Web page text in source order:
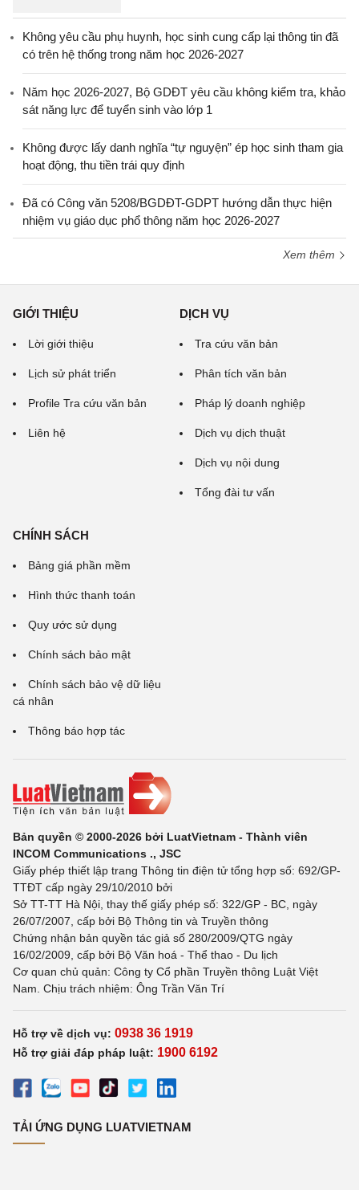
Không yêu cầu phụ huynh, học sinh cung cấp lại thông tin đã
có trên hệ thống trong năm học 2026-2027
Năm học 2026-2027, Bộ GDĐT yêu cầu không kiểm tra, khảo
sát năng lực để tuyển sinh vào lớp 1
Không được lấy danh nghĩa “tự nguyện” ép học sinh tham gia
hoạt động, thu tiền trái quy định
Đã có Công văn 5208/BGDĐT-GDPT hướng dẫn thực hiện
nhiệm vụ giáo dục phổ thông năm học 2026-2027
Xem thêm
GIỚI THIỆU
Lời giới thiệu
Lịch sử phát triển
Profile Tra cứu văn bản
Liên hệ
DỊCH VỤ
Tra cứu văn bản
Phân tích văn bản
Pháp lý doanh nghiệp
Dịch vụ dịch thuật
Dịch vụ nội dung
Tổng đài tư vấn
CHÍNH SÁCH
Bảng giá phần mềm
Hình thức thanh toán
Quy ước sử dụng
Chính sách bảo mật
Chính sách bảo vệ dữ liệu
cá nhân
Thông báo hợp tác
Bản quyền © 2000-2026 bởi LuatVietnam - Thành viên
INCOM Communications ., JSC
Giấy phép thiết lập trang Thông tin điện tử tổng hợp số: 692/GP-
TTĐT cấp ngày 29/10/2010 bởi
Sở TT-TT Hà Nội, thay thế giấy phép số: 322/GP - BC, ngày
26/07/2007, cấp bởi Bộ Thông tin và Truyền thông
Chứng nhận bản quyền tác giả số 280/2009/QTG ngày
16/02/2009, cấp bởi Bộ Văn hoá - Thể thao - Du lịch
Cơ quan chủ quản: Công ty Cổ phần Truyền thông Luật Việt
Nam. Chịu trách nhiệm: Ông Trần Văn Trí
Hỗ trợ về dịch vụ: 0938 36 1919
Hỗ trợ giải đáp pháp luật: 1900 6192
TẢI ỨNG DỤNG LUATVIETNAM